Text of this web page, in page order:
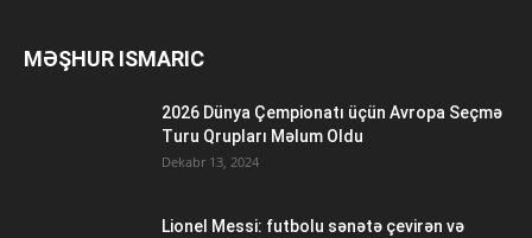
MƏŞHUR ISMARIC
2026 Dünya Çempionatı üçün Avropa Seçmə
Turu Qrupları Məlum Oldu
Dekabr 13, 2024
Lionel Messi: futbolu sənətə çevirən və